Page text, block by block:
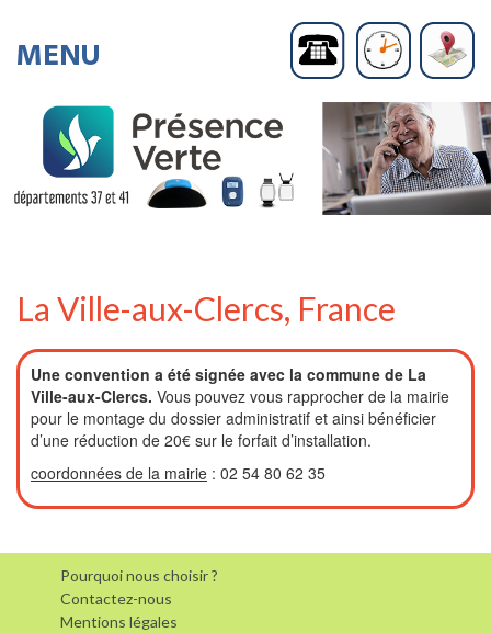
La Ville-aux-Clercs, France
Une convention a été signée avec la commune de La
Ville-aux-Clercs. Vous pouvez vous rapprocher de la mairie
pour le montage du dossier administratif et ainsi bénéficier
d’une réduction de 20€ sur le forfait d’installation.
coordonnées de la mairie : 02 54 80 62 35
Pourquoi nous choisir ?
Contactez-nous
Mentions légales